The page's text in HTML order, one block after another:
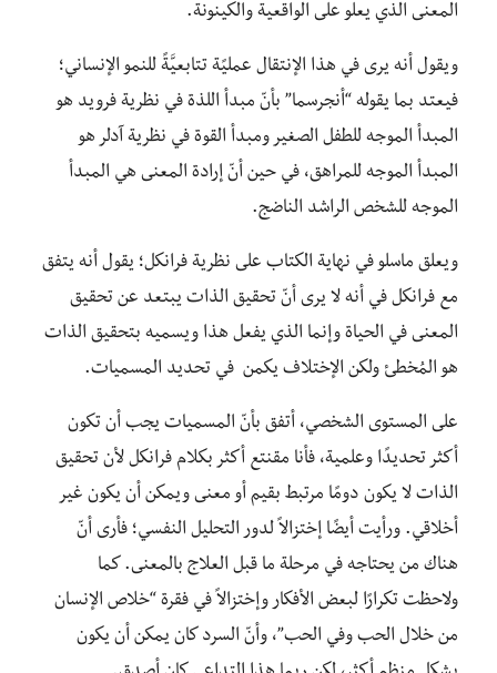
المعنى الذي يعلو على الواقعية والكينونة.
ويقول أنه يرى في هذا الإنتقال عمليًة تتابعيَّةً للنمو الإنساني؛
فيعتد بما يقوله “أنجرسما” بأنّ مبدأ اللذة في نظرية فرويد هو
المبدأ الموجه للطفل الصغير ومبدأ القوة في نظرية آدلر هو
المبدأ الموجه للمراهق، في حين أنّ إرادة المعنى هي المبدأ
الموجه للشخص الراشد الناضج.
ويعلق ماسلو في نهاية الكتاب على نظرية فرانكل؛ يقول أنه يتفق
مع فرانكل في أنه لا يرى أنّ تحقيق الذات يبتعد عن تحقيق
المعنى في الحياة وإنما الذي يفعل هذا ويسميه بتحقيق الذات
هو المُخطئ ولكن الإختلاف يكمن في تحديد المسميات.
على المستوى الشخصي، أتفق بأنّ المسميات يجب أن تكون
أكثر تحديدًا وعلمية، فأنا مقنتع أكثر بكلام فرانكل لأن تحقيق
الذات لا يكون دومًا مرتبط بقيم أو معنى ويمكن أن يكون غير
أخلاقي. ورأيت أيضًا إختزالاً لدور التحليل النفسي؛ فأرى أنّ
هناك من يحتاجه في مرحلة ما قبل العلاج بالمعنى. كما
ولاحظت تكرارًا لبعض الأفكار وإختزالاً في فقرة “خلاص الإنسان
من خلال الحب وفي الحب”، وأنّ السرد كان يمكن أن يكون